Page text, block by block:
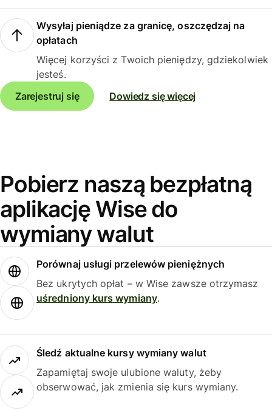
Wysyłaj pieniądze za granicę, oszczędzaj na
opłatach
Więcej korzyści z Twoich pieniędzy, gdziekolwiek
jesteś.
Zarejestruj się
Dowiedz się więcej
Pobierz naszą bezpłatną
aplikację Wise do
wymiany walut
Porównaj usługi przelewów pieniężnych
Bez ukrytych opłat – w Wise zawsze otrzymasz
uśredniony kurs wymiany.
Śledź aktualne kursy wymiany walut
Zapamiętaj swoje ulubione waluty, żeby
obserwować, jak zmienia się kurs wymiany.